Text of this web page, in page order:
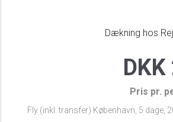
Pris pr.
Fly (inkl. transfer) København 5 dage
Dækning hos